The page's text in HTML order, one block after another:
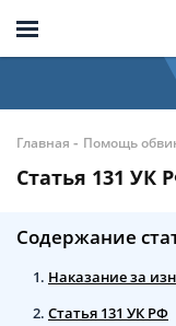
Главная - Помощь
Статья 131 УК
Содержание
Наказание за
Статья 131 УК РФ